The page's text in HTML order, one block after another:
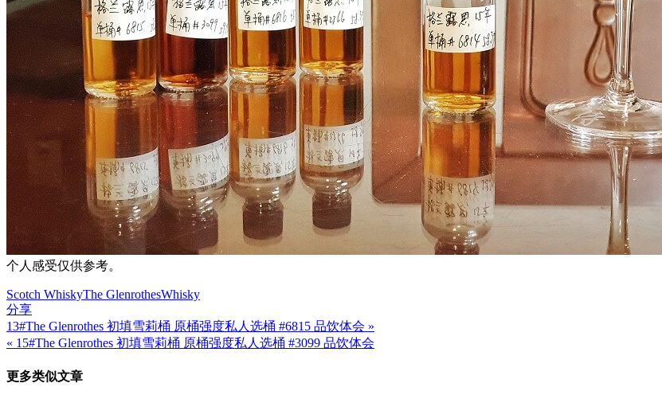
个人感受仅供参考。
Scotch WhiskyThe GlenrothesWhisky
分享
文
章
导
13#The Glenrothes 初填雪莉桶 原桶强度私人选桶 #6815 品饮体会 »
« 15#The Glenrothes 初填雪莉桶 原桶强度私人选桶 #3099 品饮体会
更多类似文章